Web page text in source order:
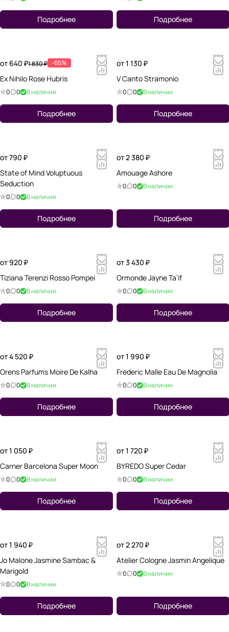
Подробнее Подробнее
от 640 ₽1 830 ₽ -65%
Ex Nihilo Rose Hubris
0 0 В наличии
Подробнее
от 1 130 ₽
V Canto Stramonio
0 0 В наличии
Подробнее
от 790 ₽
State of Mind Voluptuous
Seduction
0 0 В наличии
Подробнее
от 2 380 ₽
Amouage Ashore
0 0 В наличии
Подробнее
от 920 ₽
Tiziana Terenzi Rosso Pompei
0 0 В наличии
Подробнее
от 3 430 ₽
Ormonde Jayne Ta’if
0 0 В наличии
Подробнее
от 4 520 ₽
Orens Parfums Moire De Kalha
0 0 В наличии
Подробнее
от 1 990 ₽
Frederic Malle Eau De Magnolia
0 0 В наличии
Подробнее
от 1 050 ₽
Carner Barcelona Super Moon
0 0 В наличии
Подробнее
от 1 720 ₽
BYREDO Super Cedar
0 0 В наличии
Подробнее
от 1 940 ₽
Jo Malone Jasmine Sambac &
Marigold
0 0 В наличии
Подробнее
от 2 270 ₽
Atelier Cologne Jasmin Angelique
0 0 В наличии
Подробнее